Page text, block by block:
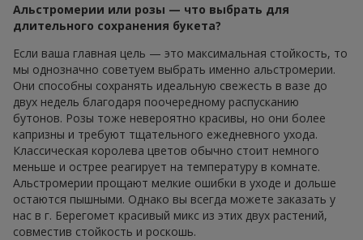
Альстромерии или розы — что выбрать для
длительного сохранения букета?
Если ваша главная цель — это максимальная стойкость, то
мы однозначно советуем выбрать именно альстромерии.
Они способны сохранять идеальную свежесть в вазе до
двух недель благодаря поочередному распусканию
бутонов. Розы тоже невероятно красивы, но они более
капризны и требуют тщательного ежедневного ухода.
Классическая королева цветов обычно стоит немного
меньше и острее реагирует на температуру в комнате.
Альстромерии прощают мелкие ошибки в уходе и дольше
остаются пышными. Однако вы всегда можете заказать у
нас в г. Берегомет красивый микс из этих двух растений,
совместив стойкость и роскошь.